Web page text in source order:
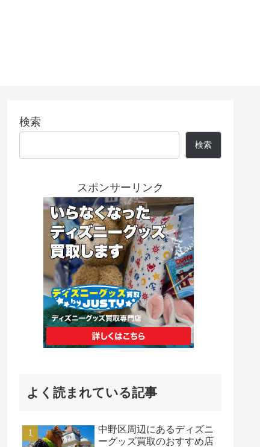
検索
検索
スポンサーリンク
よく読まれている記事
中野区周辺にあるディズニ
ーグッズ買取のおすすめ店